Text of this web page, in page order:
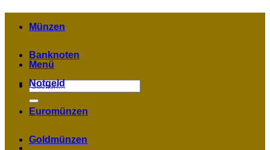
Menü
Suchen
nach:
Münzen
Banknoten
Notgeld
Euromünzen
Goldmünzen